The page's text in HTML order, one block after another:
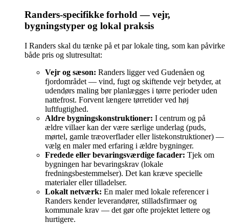
Randers-specifikke forhold — vejr,
bygningstyper og lokal praksis
I Randers skal du tænke på et par lokale ting, som kan påvirke
både pris og slutresultat:
Vejr og sæson: Randers ligger ved Gudenåen og
fjordområdet — vind, fugt og skiftende vejr betyder, at
udendørs maling bør planlægges i tørre perioder uden
nattefrost. Forvent længere tørretider ved høj
luftfugtighed.
Aldre bygningskonstruktioner: I centrum og på
ældre villaer kan der være særlige underlag (puds,
mørtel, gamle træoverflader eller listekonstruktioner) —
vælg en maler med erfaring i ældre bygninger.
Fredede eller bevaringsværdige facader: Tjek om
bygningen har bevaringskrav (lokale
fredningsbestemmelser). Det kan kræve specielle
materialer eller tilladelser.
Lokalt netværk: En maler med lokale referencer i
Randers kender leverandører, stilladsfirmaer og
kommunale krav — det gør ofte projektet lettere og
hurtigere.